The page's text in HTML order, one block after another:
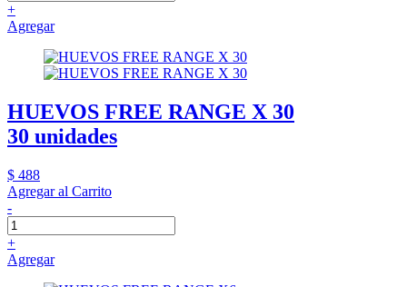
+
Agregar
HUEVOS FREE RANGE X 30
30 unidades
$ 488
Agregar al Carrito
-
+
Agregar